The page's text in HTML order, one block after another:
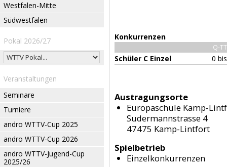
Westfalen-Mitte
Südwestfalen
Pokal 2026/27
Veranstaltungen
Seminare
Turniere
andro WTTV-Cup 2025
andro WTTV-Cup 2026
andro WTTV-Jugend-Cup
2025/26
Konkurrenzen
Q-
Schüler C Einzel 0
Austragungsorte
Europaschule Kamp-
Sudermannstrasse 4
47475 Kamp-Lintfort
Spielbetrieb
Einzelkonkurrenzen